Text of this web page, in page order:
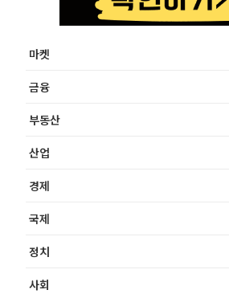
마켓
금융
부동산
산업
경제
국제
정치
사회